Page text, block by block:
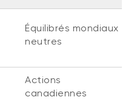
alternatifs
Équilibrés mondiaux
neutres
Actions
canadiennes